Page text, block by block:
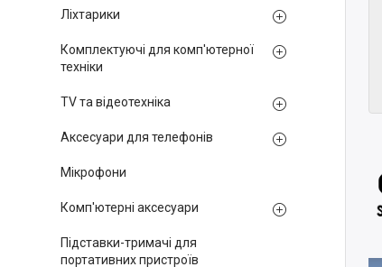
Ліхтарики
Комплектуючі для комп'ютерної
техніки
TV та відеотехніка
Аксесуари для телефонів
Мікрофони
Комп'ютерні аксесуари
Підставки-тримачі для
портативних пристроїв